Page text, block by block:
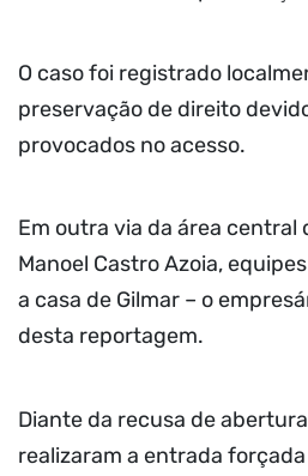
O caso foi registrado
preservação de direito
provocados no acesso.
Em outra via da área central
Manoel Castro Azoia,
a casa de Gilmar – o
desta reportagem.
Diante da recusa de
realizaram a entrada